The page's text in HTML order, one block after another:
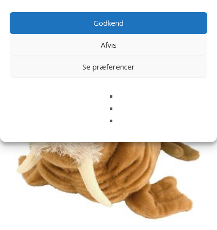
Godkend
Afvis
Se præferencer
Relaterede varer